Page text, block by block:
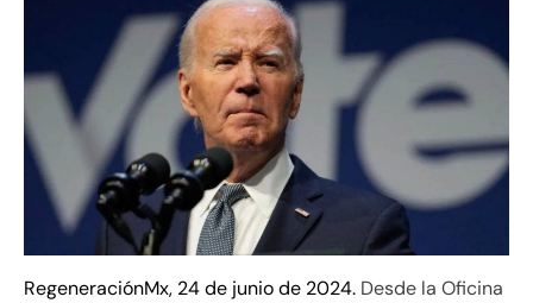
RegeneraciónMx, 24 de junio de 2024. Desde la Oficina